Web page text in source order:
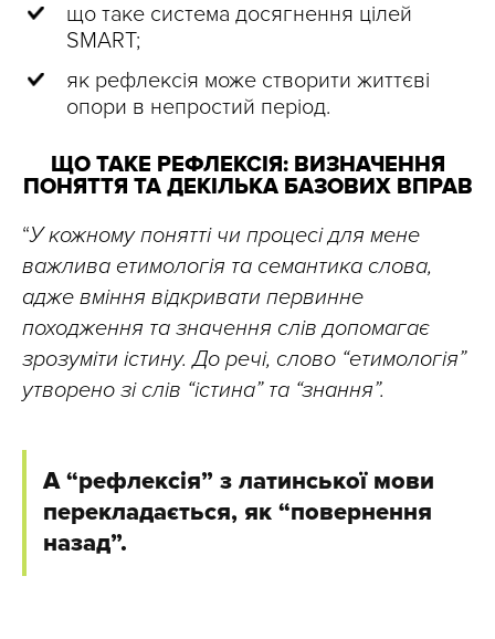
що таке система досягнення цілей
SMART;
як рефлексія може створити життєві
опори в непростий період.
ЩО ТАКЕ РЕФЛЕКСІЯ: ВИЗНАЧЕННЯ
ПОНЯТТЯ ТА ДЕКІЛЬКА БАЗОВИХ ВПРАВ
“У кожному понятті чи процесі для мене
важлива етимологія та семантика слова,
адже вміння відкривати первинне
походження та значення слів допомагає
зрозуміти істину. До речі, слово “етимологія”
утворено зі слів “істина” та “знання”.
А “рефлексія” з латинської мови
перекладається, як “повернення
назад”.